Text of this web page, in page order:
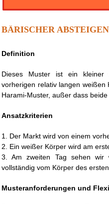
BÄRISCHER
Definition
Dieses Muster ist ein kleiner
vorherigen relativ langen weißen
Harami-Muster, außer dass beide
Ansatzkriterien
1. Der Markt wird von einem
2. Ein weißer Körper wird am
3. Am zweiten Tag sehen wir
vollständig vom Körper des
Musteranforderungen und